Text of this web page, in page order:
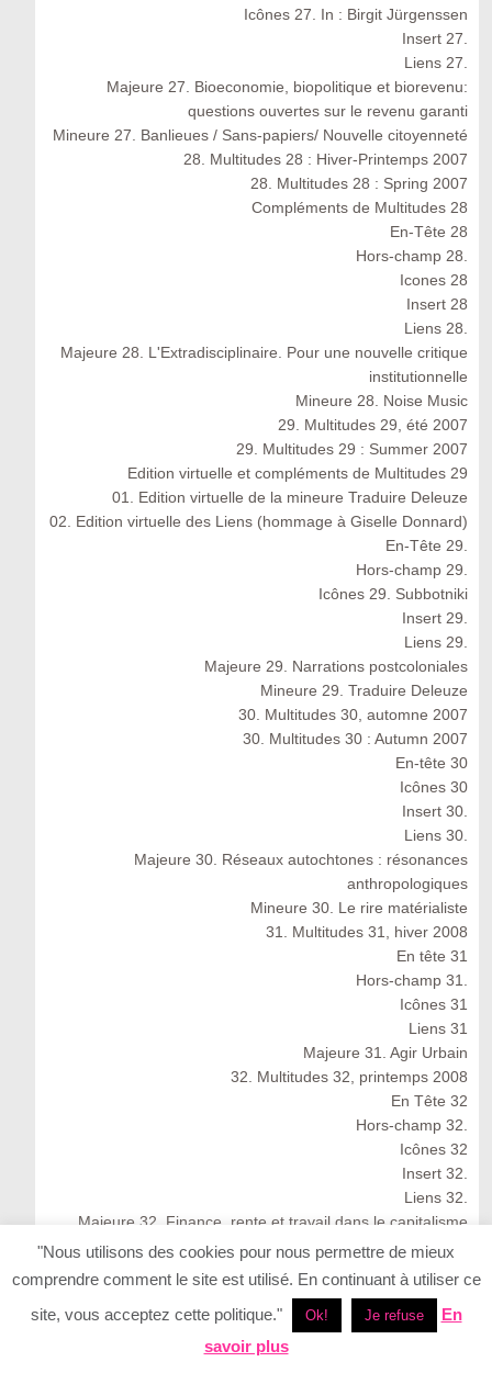
Icônes 27. In : Birgit Jürgenssen
Insert 27.
Liens 27.
Majeure 27. Bioeconomie, biopolitique et biorevenu:
questions ouvertes sur le revenu garanti
Mineure 27. Banlieues / Sans-papiers/ Nouvelle citoyenneté
28. Multitudes 28 : Hiver-Printemps 2007
28. Multitudes 28 : Spring 2007
Compléments de Multitudes 28
En-Tête 28
Hors-champ 28.
Icones 28
Insert 28
Liens 28.
Majeure 28. L'Extradisciplinaire. Pour une nouvelle critique
institutionnelle
Mineure 28. Noise Music
29. Multitudes 29, été 2007
29. Multitudes 29 : Summer 2007
Edition virtuelle et compléments de Multitudes 29
01. Edition virtuelle de la mineure Traduire Deleuze
02. Edition virtuelle des Liens (hommage à Giselle Donnard)
En-Tête 29.
Hors-champ 29.
Icônes 29. Subbotniki
Insert 29.
Liens 29.
Majeure 29. Narrations postcoloniales
Mineure 29. Traduire Deleuze
30. Multitudes 30, automne 2007
30. Multitudes 30 : Autumn 2007
En-tête 30
Icônes 30
Insert 30.
Liens 30.
Majeure 30. Réseaux autochtones : résonances
anthropologiques
Mineure 30. Le rire matérialiste
31. Multitudes 31, hiver 2008
En tête 31
Hors-champ 31.
Icônes 31
Liens 31
Majeure 31. Agir Urbain
32. Multitudes 32, printemps 2008
En Tête 32
Hors-champ 32.
Icônes 32
Insert 32.
Liens 32.
Majeure 32. Finance, rente et travail dans le capitalisme
cognitif
Multitudes 32 : Spring 2008
33. Multitudes 33 : Summer 2008
"Nous utilisons des cookies pour nous permettre de mieux
comprendre comment le site est utilisé. En continuant à utiliser ce
site, vous acceptez cette politique."
Ok! Je refuse
En
savoir plus